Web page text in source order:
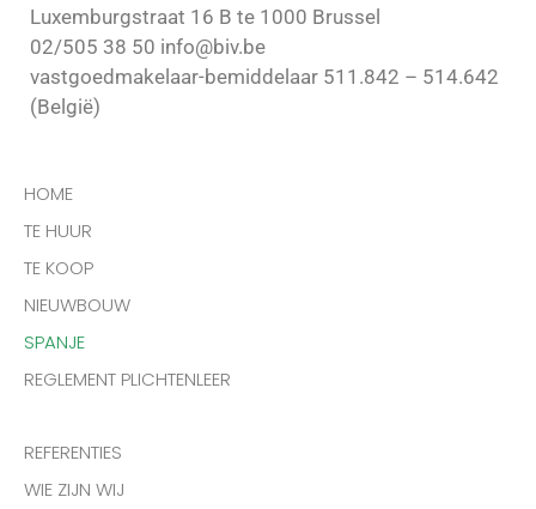
Luxemburgstraat 16 B te 1000 Brussel
02/505 38 50 info@biv.be
vastgoedmakelaar-bemiddelaar 511.842 – 514.642
(België)
HOME
TE HUUR
TE KOOP
NIEUWBOUW
SPANJE
REGLEMENT PLICHTENLEER
REFERENTIES
WIE ZIJN WIJ